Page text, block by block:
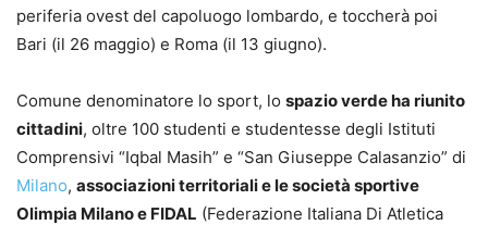
periferia ovest del capoluogo lombardo, e toccherà poi
Bari (il 26 maggio) e Roma (il 13 giugno).
Comune denominatore lo sport, lo spazio verde ha riunito
cittadini, oltre 100 studenti e studentesse degli Istituti
Comprensivi “Iqbal Masih” e “San Giuseppe Calasanzio” di
Milano, associazioni territoriali e le società sportive
Olimpia Milano e FIDAL (Federazione Italiana Di Atletica